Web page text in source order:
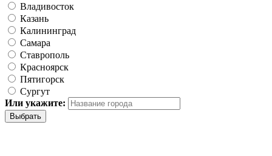
Владивосток
Казань
Калининград
Самара
Ставрополь
Красноярск
Пятигорск
Сургут
Или укажите: